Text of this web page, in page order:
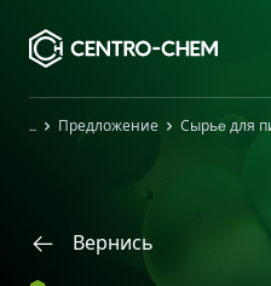
ГлавнаяПредложение Сырьe для
Вернись